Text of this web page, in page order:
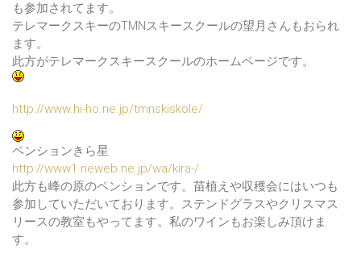
も参加されてます。
テレマークスキーのTMNスキースクールの望月さんもおられ
ます。
此方がテレマークスキースクールのホームページです。
http://www.hi-ho.ne.jp/tmnskiskole/
ペンションきら星
http://www1.neweb.ne.jp/wa/kira-/
此方も峰の原のペンションです。苗植えや収穫会にはいつも
参加していただいております。ステンドグラスやクリスマス
リースの教室もやってます。私のワインもお楽しみ頂けま
す。